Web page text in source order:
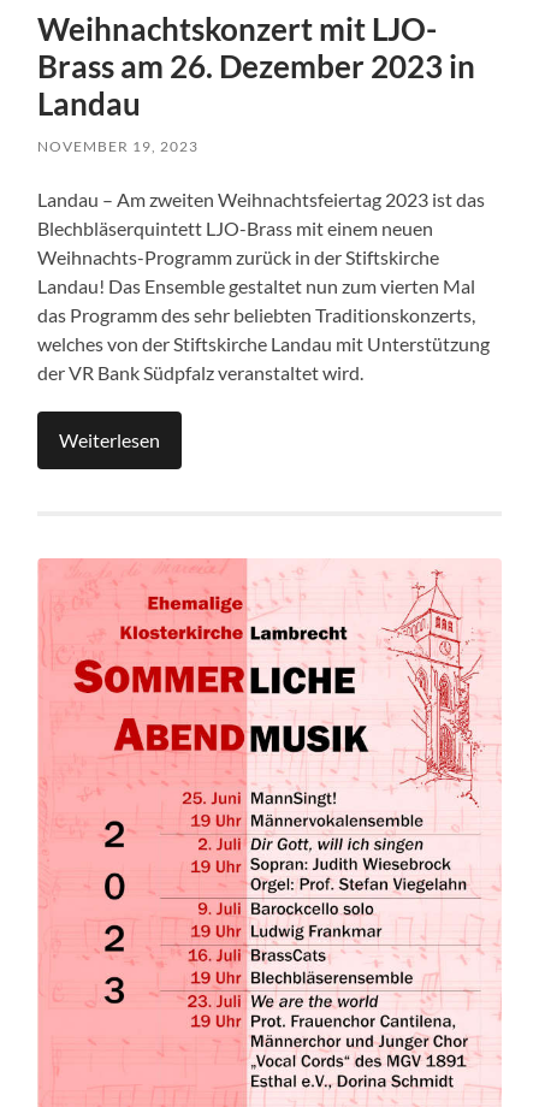
Weihnachtskonzert mit LJO-
Brass am 26. Dezember 2023 in
Landau
NOVEMBER 19, 2023
Landau – Am zweiten Weihnachtsfeiertag 2023 ist das
Blechbläserquintett LJO-Brass mit einem neuen
Weihnachts-Programm zurück in der Stiftskirche
Landau! Das Ensemble gestaltet nun zum vierten Mal
das Programm des sehr beliebten Traditionskonzerts,
welches von der Stiftskirche Landau mit Unterstützung
der VR Bank Südpfalz veranstaltet wird.
Weiterlesen